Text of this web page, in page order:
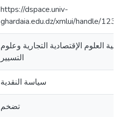
https://dspace.univ-
ghardaia.edu.dz/xmlui/handle/
العلوم الإقتصادية التجارية وعلوم
التسيير
سياسة النقدية
تضخم